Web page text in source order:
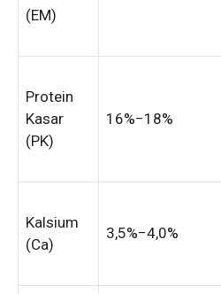
(EM)
Protein
Kasar
(PK)
16%−18%
Kalsium
(Ca)
3,5%−4,0%